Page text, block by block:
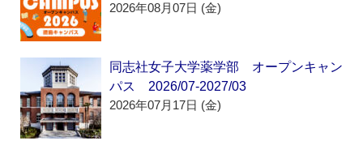
2026年08月07日 (金)
同志社女子大学薬学部 オープンキャン
パス 2026/07-2027/03
2026年07月17日 (金)